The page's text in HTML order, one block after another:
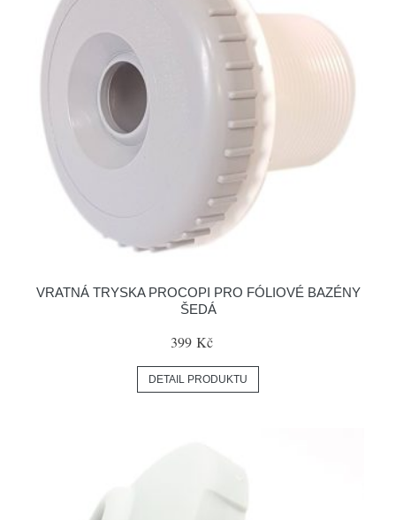
VRATNÁ TRYSKA PROCOPI PRO FÓLIOVÉ BAZÉNY
ŠEDÁ
399 Kč
DETAIL PRODUKTU